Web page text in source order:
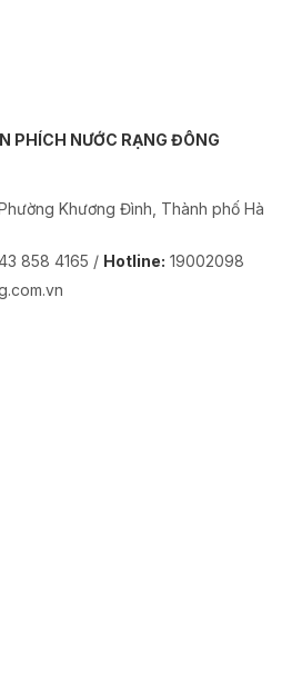
PHÍCH NƯỚC RẠNG ĐÔNG
Khương Đình, Thành phố Hà
858 4165 / Hotline: 19002098